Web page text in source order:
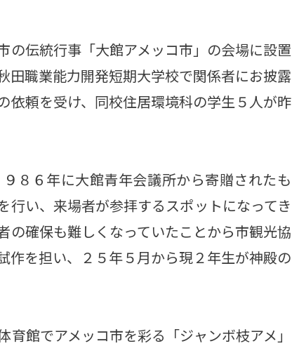
伝統行事「大館アメッコ市」の会場に設置
田職業能力開発短期大学校で関係者にお披露
依頼を受け、同校住居環境科の学生５人が昨
８６年に大館青年会議所から寄贈されたも
行い、来場者が参拝するスポットになってき
の確保も難しくなっていたことから市観光協
作を担い、２５年５月から現２年生が神殿の
館でアメッコ市を彩る「ジャンボ枝アメ」